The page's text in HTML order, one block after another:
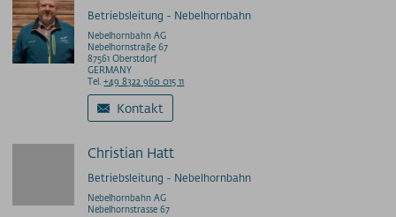
Betriebsleitung - Nebelhornbahn
Nebelhornbahn AG
Nebelhornstraße 67
87561 Oberstdorf
GERMANY
Tel.+49 8322 960 015 11
Kontakt
Christian Hatt
Betriebsleitung - Nebelhornbahn
Nebelhornbahn AG
Nebelhornstrasse 67